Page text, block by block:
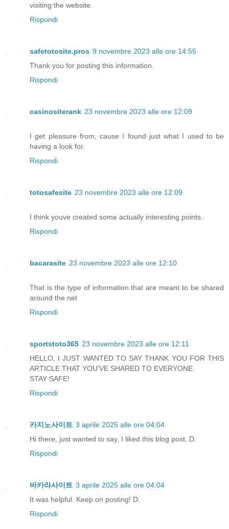
visiting the website.
Rispondi
safetotosite.pros 9 novembre 2023 alle ore 14:55
Thank you for posting this information.
Rispondi
casinositerank 23 novembre 2023 alle ore 12:09
I get pleasure from, cause I found just what I used to be
having a look for.
Rispondi
totosafesite 23 novembre 2023 alle ore 12:09
I think youve created some actually interesting points.
Rispondi
bacarasite 23 novembre 2023 alle ore 12:10
That is the type of information that are meant to be shared
around the net
Rispondi
sportstoto365 23 novembre 2023 alle ore 12:11
HELLO, I JUST WANTED TO SAY THANK YOU FOR THIS
ARTICLE THAT YOU'VE SHARED TO EVERYONE.
STAY SAFE!
Rispondi
카지노사이트 3 aprile 2025 alle ore 04:04
Hi there, just wanted to say, I liked this blog post. D.
Rispondi
바카라사이트 3 aprile 2025 alle ore 04:04
It was helpful. Keep on posting! D.
Rispondi